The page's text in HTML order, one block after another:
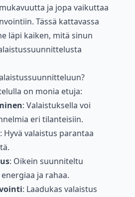
ja jopa vaikuttaa
Tässä kattavassa
läpi kaiken, mitä sinun
on monia etuja:
: Valaistuksella voi
eri tilanteisiin.
: Hyvä valaistus parantaa
: Oikein suunniteltu
ja rahaa.
: Laadukas valaistus